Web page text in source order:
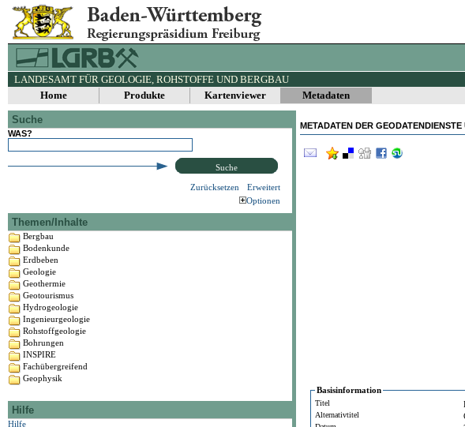
LANDESAMT FÜR GEOLOGIE, ROHSTOFFE UND BERGBAU
Home
Produkte Kartenviewer Metadaten
Suche
WAS?
Suche
Zurücksetzen
Erweitert
Optionen
Themen/Inhalte
Bergbau
Bodenkunde
Erdbeben
Geologie
Geothermie
Geotourismus
Hydrogeologie
Ingenieurgeologie
Rohstoffgeologie
Bohrungen
INSPIRE
Fachübergreifend
Geophysik
Hilfe
Hilfe
METADATEN DER
Basisinformation
Titel
Alternativtitel